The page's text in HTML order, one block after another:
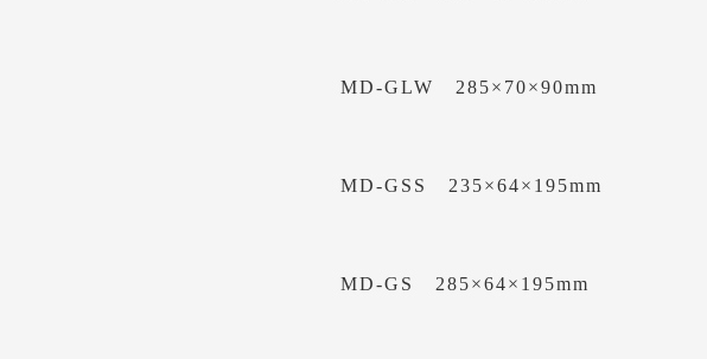
MD-GLW 285×70×90mm
MD-GSS 235×64×195mm
MD-GS 285×64×195mm